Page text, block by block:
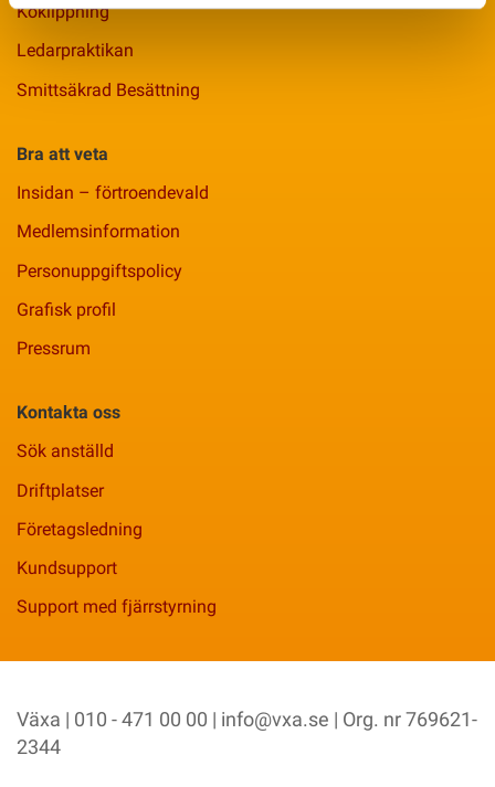
Koklippning
Ledarpraktikan
Smittsäkrad Besättning
Bra att veta
Insidan – förtroendevald
Medlemsinformation
Personuppgiftspolicy
Grafisk profil
Pressrum
Kontakta oss
Sök anställd
Driftplatser
Företagsledning
Kundsupport
Support med fjärrstyrning
Växa | 010 - 471 00 00 | info@vxa.se | Org. nr 769621-
2344